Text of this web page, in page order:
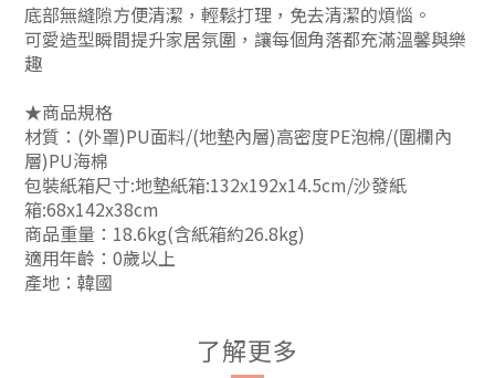
底部無縫隙方便清潔，輕鬆打理，免去清潔的煩惱。
可愛造型瞬間提升家居氛圍，讓每個角落都充滿溫馨與樂
趣
★商品規格
材質：(外罩)PU面料/(地墊內層)高密度PE泡棉/(圍欄內
層)PU海棉
包裝紙箱尺寸:地墊紙箱:132x192x14.5cm/沙發紙
箱:68x142x38cm
商品重量：18.6kg(含紙箱約26.8kg)
適用年齡：0歲以上
產地：韓國
了解更多